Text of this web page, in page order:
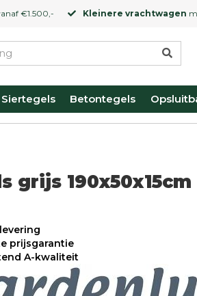
€1.500,- Kleinere vrachtwagen
Siertegels Betontegels
grijs 190x50x15cm
prijsgarantie
A-kwaliteit